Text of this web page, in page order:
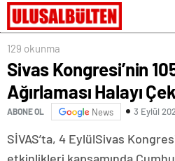
129 okunma
Sivas Kongresi’nin
Ağırlaması Halayı
ABONE OL News 3 Eylül
SİVAS’ta, 4 EylülSivas